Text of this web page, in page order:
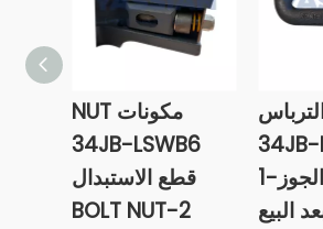
مكونات NUT
34JB-LSWB6
قطع الاستبدال
BOLT NUT-2
34JB-
صامتة الجوز-1
البيع